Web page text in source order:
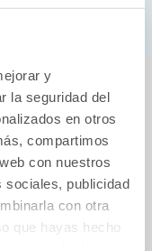
y
la seguridad del
en otros
compartimos
con nuestros
sociales, publicidad
con otra
que hayas hecho